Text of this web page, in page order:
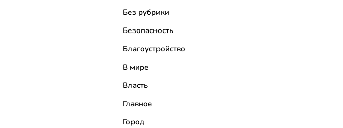
Без рубрики
Безопасность
Благоустройство
В мире
Власть
Главное
Город